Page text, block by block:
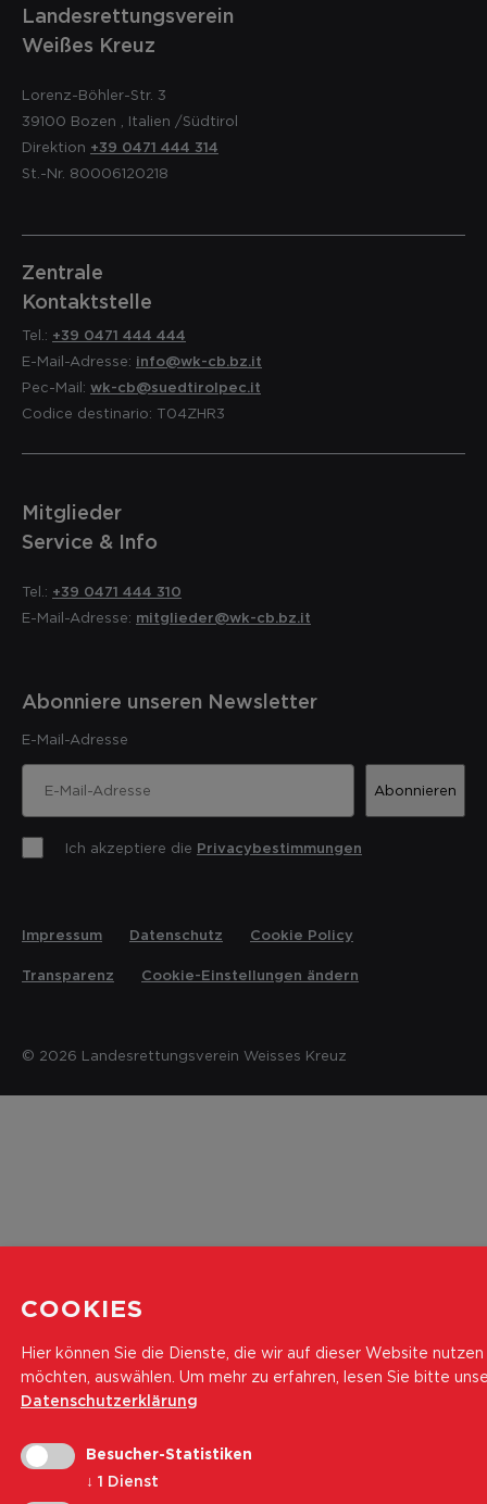
Landesrettungsverein
Weißes Kreuz
Lorenz-Böhler-Str. 3
39100 Bozen Italien /Südtirol
Direktion +39 0471 444 314
St.-Nr. 80006120218
Zentrale
Kontaktstelle
Tel.: +39 0471 444 444
E-Mail-Adresse: info@wk-cb.bz.it
Pec-Mail: wk-cb@suedtirolpec.it
Codice destinario: T04ZHR3
Mitglieder
Service & Info
Tel.: +39 0471 444 310
E-Mail-Adresse: mitglieder@wk-cb.bz.it
Abonniere unseren Newsletter
E-Mail-Adresse
Abonnieren
Ich akzeptiere die Privacybestimmungen
© 2026 Landesrettungsverein Weisses Kreuz
Impressum Datenschutz Cookie Policy
Transparenz Cookie-Einstellungen ändern
COOKIES
Hier können Sie die Dienste, die wir auf dieser Website nutzen
möchten, auswählen. Um mehr zu erfahren, lesen Sie bitte
Datenschutzerklärung
Besucher-Statistiken
↓ 1 Dienst